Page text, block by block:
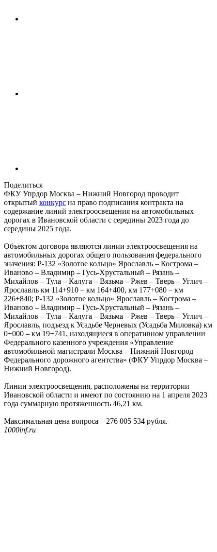
Поделиться
ФКУ Упрдор Москва – Нижний Новгород проводит
открытый конкурс на право подписания контракта на
содержание линий электроосвещения на автомобильных
дорогах в Ивановской области с середины 2023 года до
середины 2025 года.
Объектом договора являются линии электроосвещения на
автомобильных дорогах общего пользования федерального
значения: Р-132 «Золотое кольцо» Ярославль – Кострома –
Иваново – Владимир – Гусь-Хрустальный – Рязань –
Михайлов – Тула – Калуга – Вязьма – Ржев – Тверь – Углич –
Ярославль км 114+910 – км 164+400, км 177+080 – км
226+840; Р-132 «Золотое кольцо» Ярославль – Кострома –
Иваново – Владимир – Гусь-Хрустальный – Рязань –
Михайлов – Тула – Калуга – Вязьма – Ржев – Тверь – Углич –
Ярославль, подъезд к Усадьбе Черневых (Усадьба Миловка) км
0+000 – км 19+741, находящиеся в оперативном управлении
Федерального казенного учреждения «Управление
автомобильной магистрали Москва – Нижний Новгород
Федерального дорожного агентства» (ФКУ Упрдор Москва –
Нижний Новгород).
Линии электроосвещения, расположены на территории
Ивановской области и имеют по состоянию на 1 апреля 2023
года суммарную протяженность 46,21 км.
Максимальная цена вопроса – 276 005 534 рубля.
1000inf.ru